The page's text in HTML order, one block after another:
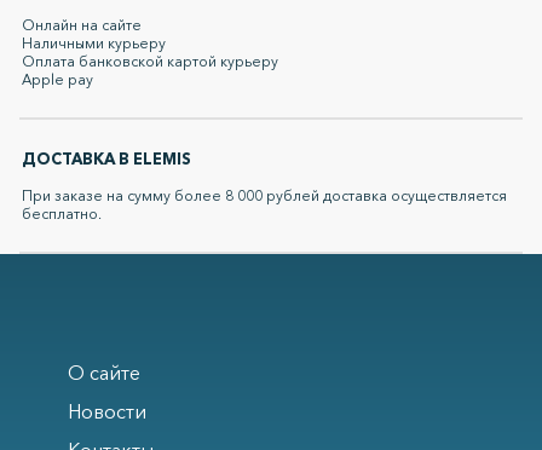
Онлайн на сайте
Наличными курьеру
Оплата банковской картой курьеру
Apple pay
ДОСТАВКА В ELEMIS
При заказе на сумму более 8 000 рублей доставка осуществляется
бесплатно.
О сайте
Новости